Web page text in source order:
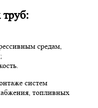
средам,
систем
топливных